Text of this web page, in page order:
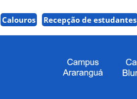
Calouros Recepção de estudantes